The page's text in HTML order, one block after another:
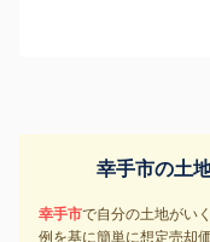
幸手市の土
幸手市で自分の土地がい
例を基に簡単に想定売却